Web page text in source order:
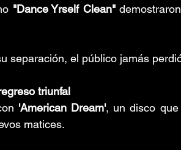
"Dance Yrself Clean"
separación, el público jamás
triunfal
'American Dream', un disco
matices.